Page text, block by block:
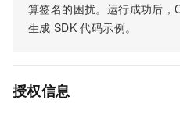
算签名的困扰。运行成功后
生成 SDK 代码示例。
授权信息